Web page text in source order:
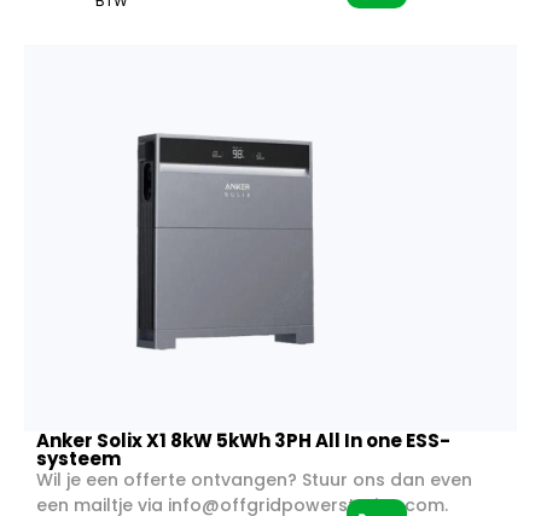
Anker Solix X1 8kW 5kWh 3PH All In one ESS-
systeem
Wil je een offerte ontvangen? Stuur ons dan even
een mailtje via info@offgridpowerstation.com.